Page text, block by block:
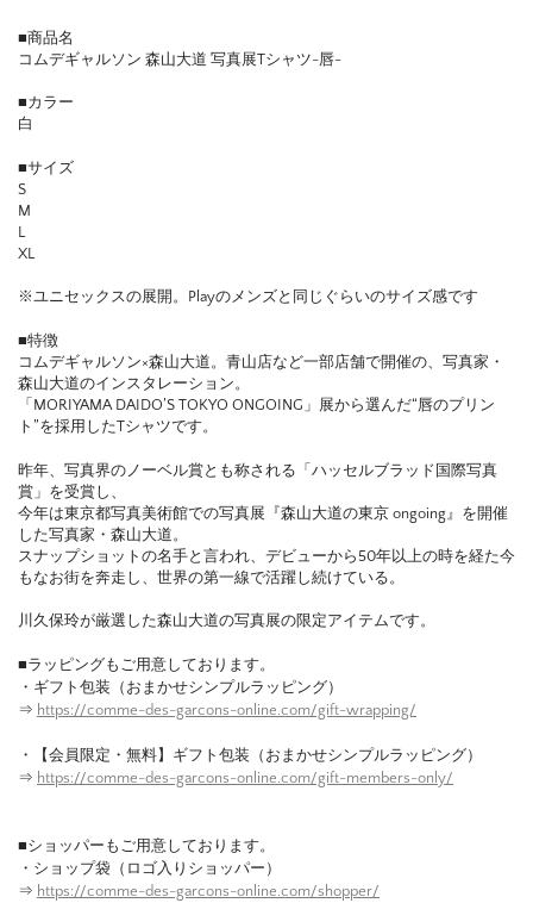
■商品名
コムデギャルソン 森山大道 写真展Tシャツ-唇-
■カラー
白
■サイズ
S
M
L
XL
※ユニセックスの展開。Playのメンズと同じぐらいのサイズ感です
■特徴
コムデギャルソン×森山大道。青山店など一部店舗で開催の、写真家・
森山大道のインスタレーション。
「MORIYAMA DAIDO’S TOKYO ONGOING」展から選んだ“唇のプリン
ト”を採用したTシャツです。
昨年、写真界のノーベル賞とも称される「ハッセルブラッド国際写真
賞」を受賞し、
今年は東京都写真美術館での写真展『森山大道の東京 ongoing』を開催
した写真家・森山大道。
スナップショットの名手と言われ、デビューから50年以上の時を経た今
もなお街を奔走し、世界の第一線で活躍し続けている。
川久保玲が厳選した森山大道の写真展の限定アイテムです。
■ラッピングもご用意しております。
・ギフト包装（おまかせシンプルラッピング）
⇒ https://comme-des-garcons-online.com/gift-wrapping/
・【会員限定・無料】ギフト包装（おまかせシンプルラッピング）
⇒ https://comme-des-garcons-online.com/gift-members-only/
■ショッパーもご用意しております。
・ショップ袋（ロゴ入りショッパー）
⇒ https://comme-des-garcons-online.com/shopper/